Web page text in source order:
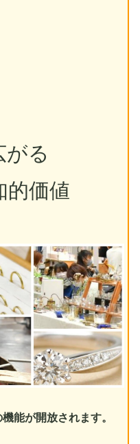
がる
的価値
能が開放されます。